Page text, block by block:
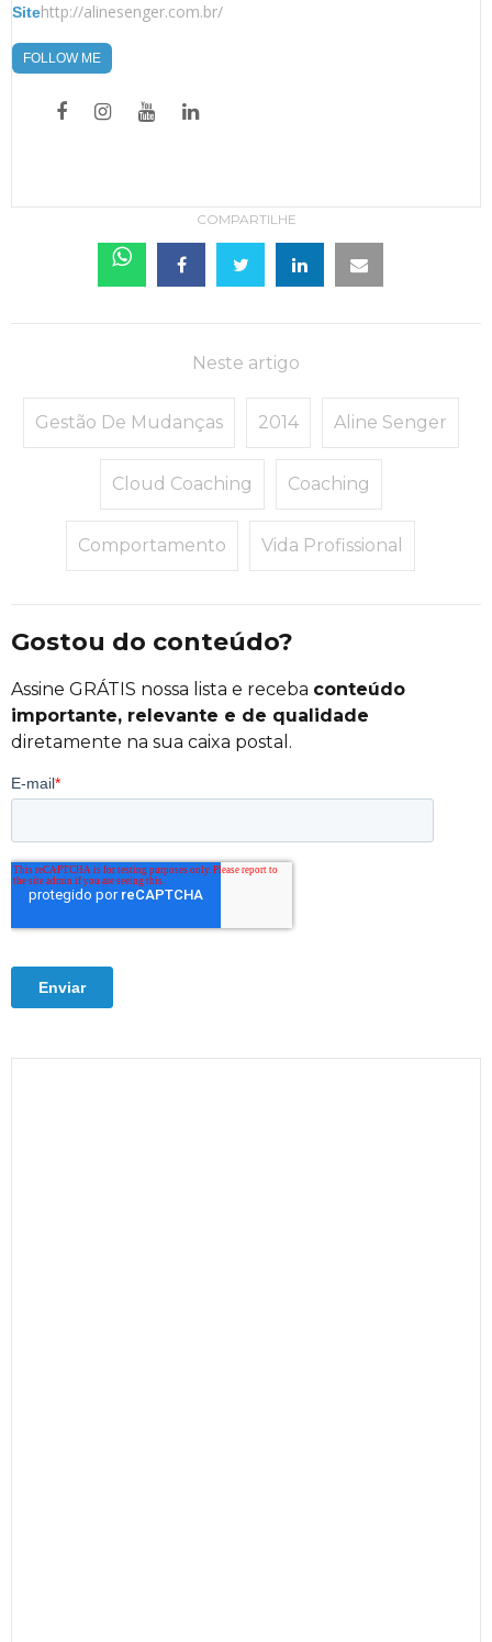
Sitehttp://alinesenger.com.br/
FOLLOW ME
COMPARTILHE
Neste artigo
Gestão De Mudanças 2014 Aline Senger
Cloud Coaching Coaching
Comportamento Vida Profissional
Gostou do conteúdo?
Assine GRÁTIS nossa lista e receba conteúdo
importante, relevante e de qualidade
diretamente na sua caixa postal.